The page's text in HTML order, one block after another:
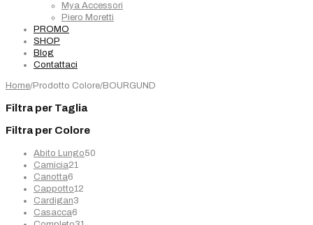
Mya Accessori
Piero Moretti
PROMO
SHOP
Blog
Contattaci
Home/Prodotto Colore/BOURGUND
Filtra per Taglia
Filtra per Colore
Abito Lungo50
Camicia21
Canotta6
prodotti
Cappotto12
Cardigan3
Casacca6